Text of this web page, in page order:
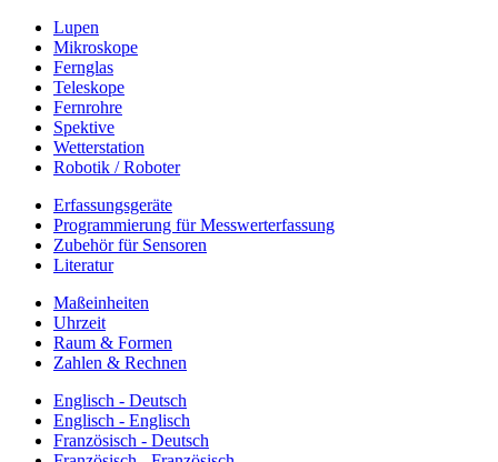
Lupen
Mikroskope
Fernglas
Teleskope
Fernrohre
Spektive
Wetterstation
Robotik / Roboter
Erfassungsgeräte
Programmierung für Messwerterfassung
Zubehör für Sensoren
Literatur
Maßeinheiten
Uhrzeit
Raum & Formen
Zahlen & Rechnen
Englisch - Deutsch
Englisch - Englisch
Französisch - Deutsch